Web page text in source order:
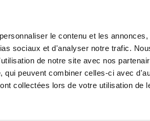
le contenu et les
sociaux et d'analyser notre trafic.
de notre site avec nos
qui peuvent combiner celles-ci avec
collectées lors de votre utilisation de